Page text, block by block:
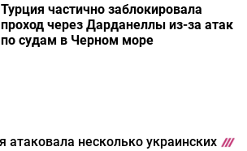
Турция частично заблокировала
проход через Дарданеллы из-за атак
по судам в Черном море